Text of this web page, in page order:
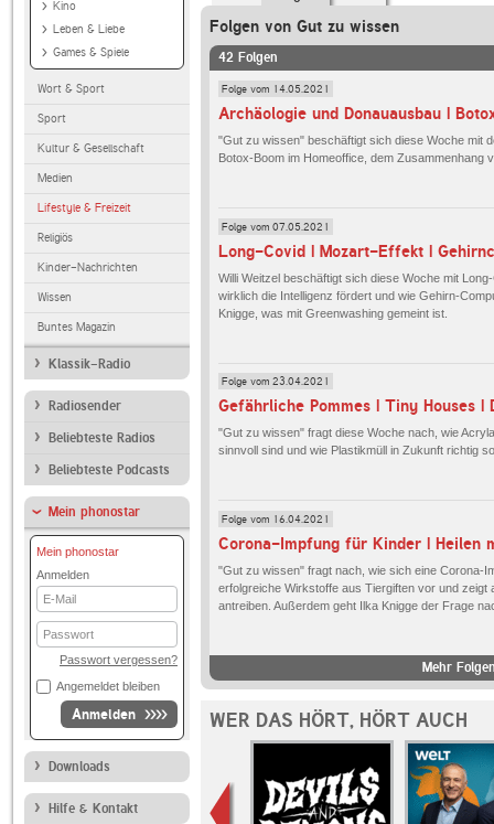
Kino
Leben & Liebe
Games & Spiele
Wort & Sport
Sport
Kultur & Gesellschaft
Medien
Lifestyle & Freizeit
Religiös
Kinder-Nachrichten
Wissen
Buntes Magazin
Klassik-Radio
Radiosender
Beliebteste Radios
Beliebteste Podcasts
Mein phonostar
Mein phonostar
Anmelden
E-
Mail
Passwort
Passwort vergessen?
Angemeldet bleiben
Anmelden
Downloads
Hilfe & Kontakt
Folgen von Gut zu wissen
42 Folgen
Folge vom 14.05.2021
"Gut zu wissen" beschäftigt sich diese Woche mit
Botox-Boom im Homeoffice, dem Zusammenhang
Folge vom 07.05.2021
Long-Covid | Mozart-Effekt |
Willi Weitzel beschäftigt sich diese Woche mit
wirklich die Intelligenz fördert und wie Gehirn-
Knigge, was mit Greenwashing gemeint ist.
Folge vom 23.04.2021
"Gut zu wissen" fragt diese Woche nach, wie
sinnvoll sind und wie Plastikmüll in Zukunft richtig
Folge vom 16.04.2021
"Gut zu wissen" fragt nach, wie sich eine Corona-
erfolgreiche Wirkstoffe aus Tiergiften vor und
antreiben. Außerdem geht Ilka Knigge der Frage
Mehr
WER DAS HÖRT, HÖRT AUCH